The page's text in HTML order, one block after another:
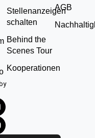
Stellenanzeigen
schalten
Behind the
Scenes Tour
Kooperationen
AGB